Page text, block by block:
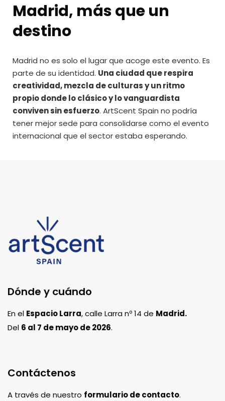
Madrid, más que un
destino
Madrid no es solo el lugar que acoge este evento. Es
parte de su identidad. Una ciudad que respira
creatividad, mezcla de culturas y un ritmo
propio donde lo clásico y lo vanguardista
conviven sin esfuerzo. ArtScent Spain no podría
tener mejor sede para consolidarse como el evento
internacional que el sector estaba esperando.
Dónde y cuándo
En el Espacio Larra, calle Larra nº 14 de Madrid.
Del 6 al 7 de mayo de 2026.
Contáctenos
A través de nuestro formulario de contacto.